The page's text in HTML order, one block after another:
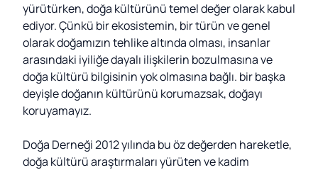
yürütürken, doğa kültürünü temel değer olarak kabul
ediyor. Çünkü bir ekosistemin, bir türün ve genel
olarak doğamızın tehlike altında olması, insanlar
arasındaki iyiliğe dayalı ilişkilerin bozulmasına ve
doğa kültürü bilgisinin yok olmasına bağlı. bir başka
deyişle doğanın kültürünü korumazsak, doğayı
koruyamayız.
Doğa Derneği 2012 yılında bu öz değerden hareketle,
doğa kültürü araştırmaları yürüten ve kadim